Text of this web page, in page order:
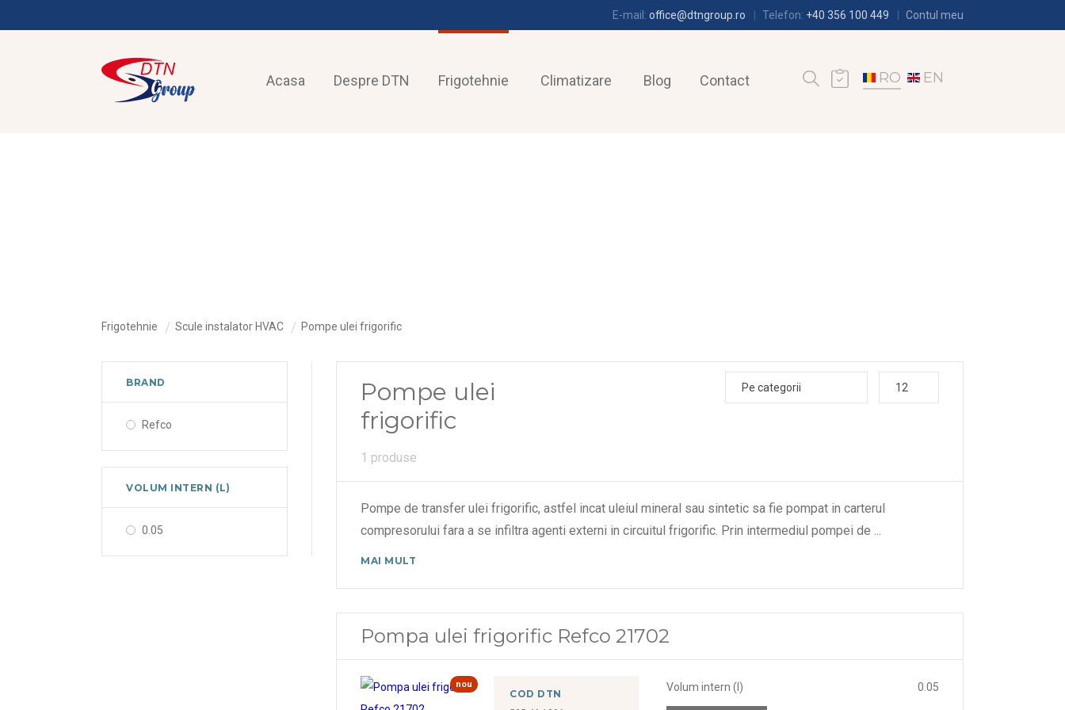
E-mail: office@dtngroup.ro Telefon: +40 356 100 449 Contul meu
Acasa Despre DTN Frigotehnie Climatizare Blog Contact RO EN
Frigotehnie Scule instalator HVAC Pompe ulei frigorific
BRAND
Refco
VOLUM INTERN (L)
0.05
Pompe ulei
frigorific
1 produse
Pe categorii 12
Pompe de transfer ulei frigorific, astfel incat uleiul mineral sau sintetic sa fie pompat in carterul
compresorului fara a se infiltra agenti externi in circuitul frigorific. Prin intermediul pompei de...
MAI MULT
Pompa ulei frigorific Refco 21702
nou
COD DTN
Volum intern (l) 0.05